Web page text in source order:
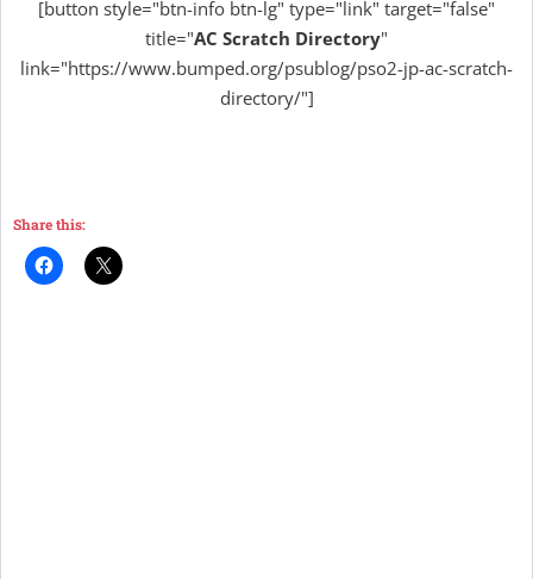
[button style="btn-info btn-lg" type="link" target="false"
title="AC Scratch Directory"
link="https://www.bumped.org/psublog/pso2-jp-ac-scratch-
directory/"]
Share this: